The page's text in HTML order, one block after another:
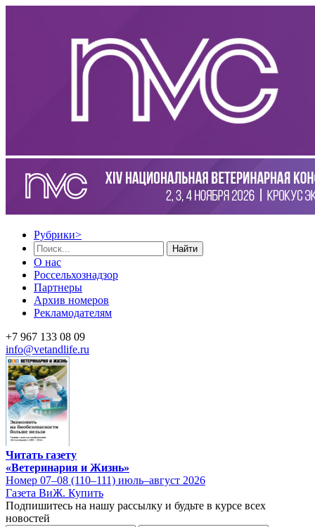
Рубрики>
Найти
О нас
Россельхознадзор
Партнеры
Архив номеров
Рекламодателям
+7 967 133 08 09
info@vetandlife.ru
Читать газету
«Ветеринария и Жизнь»
Номер 07–08 (110–111) июль–август 2026
Газета ВиЖ. Купить
Подпишитесь на нашу рассылку и будьте в курсе всех
новостей